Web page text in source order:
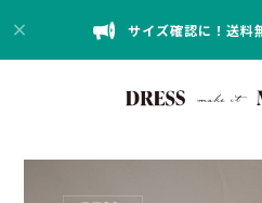
サイズ確認に！送料